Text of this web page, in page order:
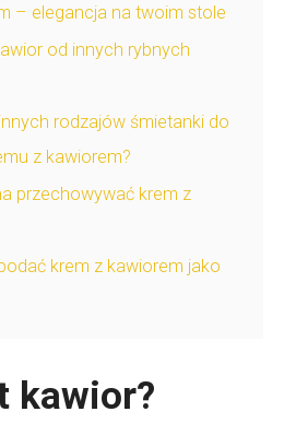
– elegancja na twoim stole
od innych rybnych
rodzajów śmietanki do
z kawiorem?
przechowywać krem z
krem z kawiorem jako
kawior?